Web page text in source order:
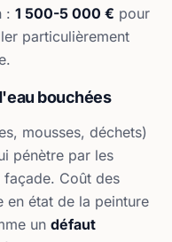
: 1 500-5 000 € pour
particulièrement
bouchées
mousses, déchets)
pénètre par les
façade. Coût des
en état de la peinture
un défaut